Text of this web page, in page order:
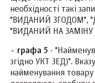
необхідності такі
"ВИДАНИЙ ЗГОДОМ",
"ВИДАНИЙ НА ЗАМІНУ
- графа 5 -
згідно УКТ ЗЕД)".
найменування товару